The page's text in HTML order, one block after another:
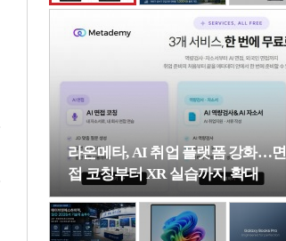
라온메타, AI 취업 플랫폼 강화…면
접 코칭부터 XR 실습까지 확대